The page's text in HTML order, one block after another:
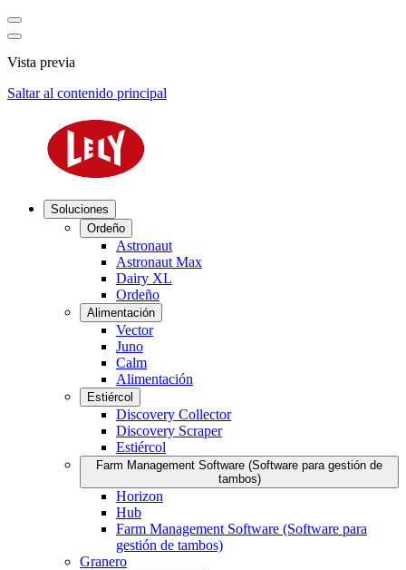
Vista previa
Saltar al contenido principal
Soluciones
Ordeño
Astronaut
Astronaut Max
Dairy XL
Ordeño
Alimentación
Vector
Juno
Calm
Alimentación
Estiércol
Discovery Collector
Discovery Scraper
Estiércol
Farm Management Software (Software para gestión de
tambos)
Horizon
Hub
Farm Management Software (Software para
gestión de tambos)
Granero